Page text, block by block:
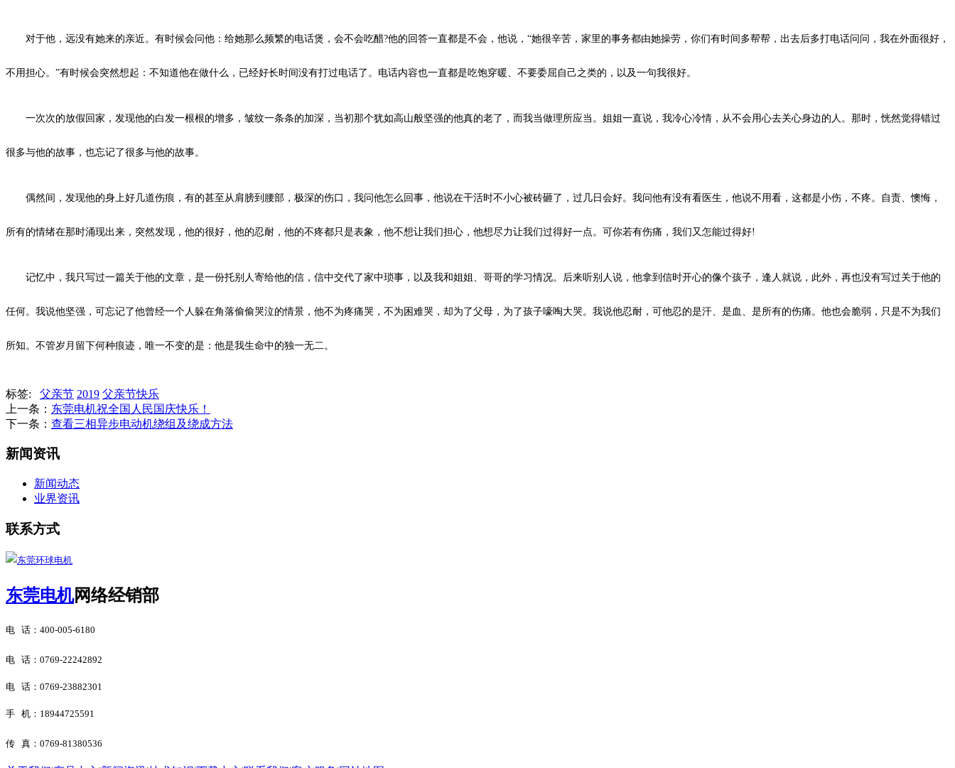
对于他，远没有她来的亲近。有时候会问他：给她那么频繁的电话煲，会不会吃醋?他的回答一直都是不会，他说，“她很辛苦，家里的事务都由她操劳，你们有时间多帮帮，出去后多打电话问问，我在外面很好，
不用担心。”有时候会突然想起：不知道他在做什么，已经好长时间没有打过电话了。电话内容也一直都是吃饱穿暖、不要委屈自己之类的，以及一句我很好。
一次次的放假回家，发现他的白发一根根的增多，皱纹一条条的加深，当初那个犹如高山般坚强的他真的老了，而我当做理所应当。姐姐一直说，我冷心冷情，从不会用心去关心身边的人。那时，恍然觉得错过
很多与他的故事，也忘记了很多与他的故事。
偶然间，发现他的身上好几道伤痕，有的甚至从肩膀到腰部，极深的伤口，我问他怎么回事，他说在干活时不小心被砖砸了，过几日会好。我问他有没有看医生，他说不用看，这都是小伤，不疼。自责、懊悔，
所有的情绪在那时涌现出来，突然发现，他的很好，他的忍耐，他的不疼都只是表象，他不想让我们担心，他想尽力让我们过得好一点。可你若有伤痛，我们又怎能过得好!
记忆中，我只写过一篇关于他的文章，是一份托别人寄给他的信，信中交代了家中琐事，以及我和姐姐、哥哥的学习情况。后来听别人说，他拿到信时开心的像个孩子，逢人就说，此外，再也没有写过关于他的
任何。我说他坚强，可忘记了他曾经一个人躲在角落偷偷哭泣的情景，他不为疼痛哭，不为困难哭，却为了父母，为了孩子嚎啕大哭。我说他忍耐，可他忍的是汗、是血、是所有的伤痛。他也会脆弱，只是不为我们
所知。不管岁月留下何种痕迹，唯一不变的是：他是我生命中的独一无二。
标签: 父亲节 2019 父亲节快乐
上一条： 东莞电机祝全国人民国庆快乐！
下一条： 查看三相异步电动机绕组及绕成方法
新闻资讯
新闻动态
业界资讯
联系方式
东莞电机网络经销部
电 话： 400-005-6180
电 话： 0769-22242892
电 话：0769-23882301
手 机：18944725591
传 真： 0769-81380536